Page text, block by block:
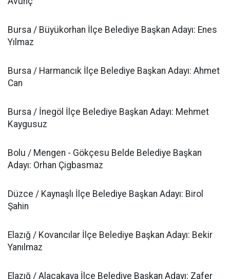
Bursa / Büyükorhan İlçe Belediye Başkan Adayı: Enes
Yılmaz
Bursa / Harmancık İlçe Belediye Başkan Adayı: Ahmet
Can
Bursa / İnegöl İlçe Belediye Başkan Adayı: Mehmet
Kaygusuz
Bolu / Mengen - Gökçesu Belde Belediye Başkan
Adayı: Orhan Çigbasmaz
Düzce / Kaynaşlı İlçe Belediye Başkan Adayı: Birol
Şahin
Elazığ / Kovancılar İlçe Belediye Başkan Adayı: Bekir
Yanılmaz
Elazığ / Alacakaya İlçe Belediye Başkan Adayı: Zafer